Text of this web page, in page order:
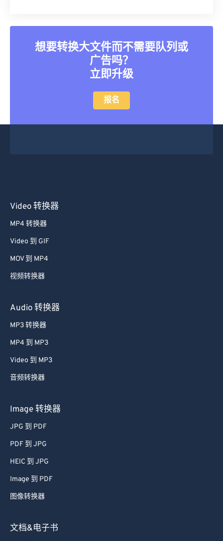
想要转换大文件而不需要队列或
广告吗？
立即升级
报名
Video 转换器
MP4 转换器
Video 到 GIF
MOV 到 MP4
视频转换器
Audio 转换器
MP3 转换器
MP4 到 MP3
Video 到 MP3
音频转换器
Image 转换器
JPG 到 PDF
PDF 到 JPG
HEIC 到 JPG
Image 到 PDF
图像转换器
文档&电子书